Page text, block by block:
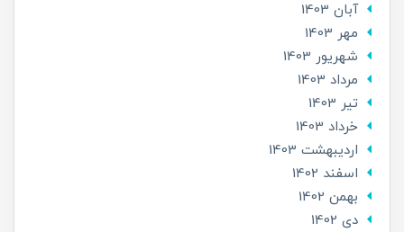
آبان 1403
مهر 1403
شهریور 1403
مرداد 1403
تير 1403
خرداد 1403
ارديبهشت 1403
اسفند 1402
بهمن 1402
دی 1402